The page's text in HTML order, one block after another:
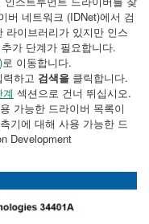
버 네트워크 (IDNet)에서 검
라이브러리가 있지만 인스
가 단계가 필요합니다.
로 이동합니다.
하고 검색을 클릭합니다.
섹션으로 건너 뛰십시오.
가능한 드라이버 목록이
기에 대해 사용 가능한 드
Development